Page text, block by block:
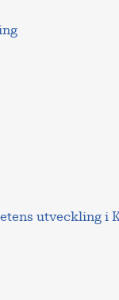
utveckling i